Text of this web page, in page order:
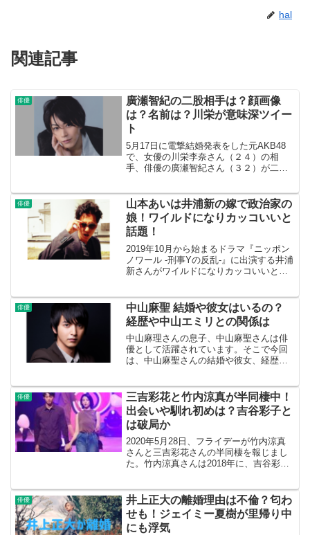
hal
関連記事
俳優
廣瀬智紀の二股相手は？顔画像
は？名前は？川栄が意味深ツイー
ト
5月17日に電撃結婚発表をした元AKB48
で、女優の川栄李奈さん（２４）の相
手、俳優の廣瀬智紀さん（３２）が二股
廣瀬智紀は、昨年の12月までA子さん
と、交際、同棲して...
俳優
山本あいは井浦新の嫁で政治家の
娘！ワイルドになりカッコいいと
話題！
2019年10月から始まるドラマ『ニッポン
ノワール -刑事Yの反乱-』に出演する井浦
新さんがワイルドになりカッコいいと話
井浦新さんの嫁は山本あいさんで、父親
は政治家なん...
俳優
中山麻聖 結婚や彼女はいるの？
経歴や中山エミリとの関係は
中山麻理さんの息子、中山麻聖さんは俳
優として活躍されています。そこで今回
は、中山麻聖さんの結婚や彼女、経歴や
麻聖 ブログを更新しました。 『29年前の
今日誕生しました』...
俳優
三吉彩花と竹内涼真が半同棲中！
出会いや馴れ初めは？吉谷彩子と
は破局か
2020年5月28日、フライデーが竹内涼真
さんと三吉彩花さんの半同棲を報じまし
た。竹内涼真さんは2018年に、吉谷彩子
花さんと竹内涼真さんの半同棲報道、出
会いや馴れ初め...
俳優
井上正大の離婚理由は不倫？匂わ
せも！ジェイミー夏樹が里帰り中
にも浮気